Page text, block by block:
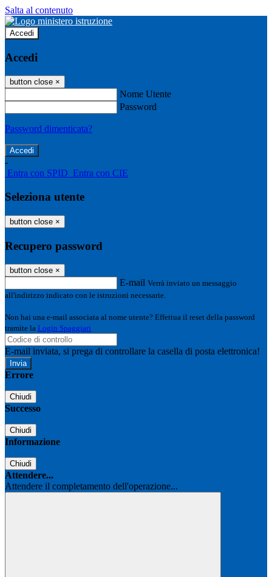
Salta al contenuto
Accedi
Accedi
button close ×
Nome Utente
Password
Password dimenticata?
-
Entra con SPID Entra con CIE
Seleziona utente
button close ×
Recupero password
button close ×
E-mail Verrà inviato un messaggio
all'indirizzo indicato con le istruzioni necessarie.
Non hai una e-mail associata al nome utente? Effettua il reset della password
tramite la Login Spaggiari
E-mail inviata, si prega di controllare la casella di posta elettronica!
Errore
Chiudi
Successo
Chiudi
Informazione
Chiudi
Attendere...
Attendere il completamento dell'operazione...